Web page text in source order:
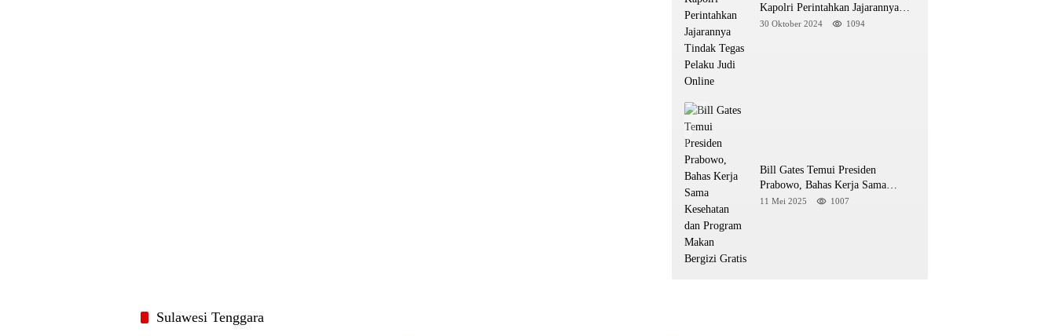
Kapolri Perintahkan Jajarannya
Tindak Tegas Pelaku Judi Online
30 Oktober 2024 1094
Bill Gates Temui Presiden
Prabowo, Bahas Kerja Sama
Kesehatan dan Program Makan
11 Mei 2025 1007
Sulawesi Tenggara